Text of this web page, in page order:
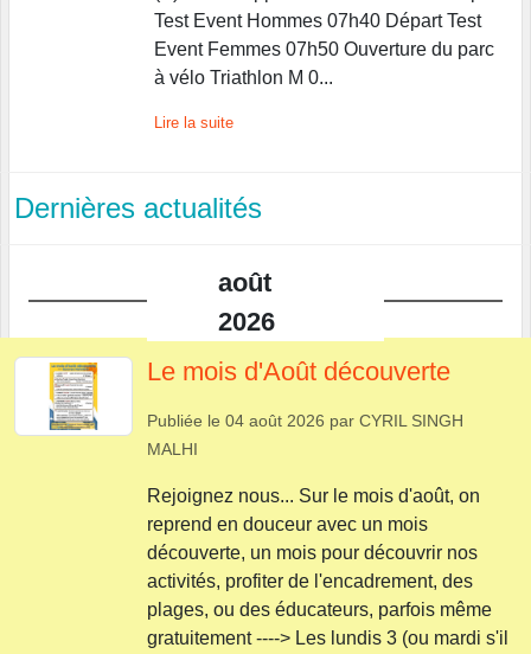
Test Event Hommes 07h40 Départ Test
Event Femmes 07h50 Ouverture du parc
à vélo Triathlon M 0...
Lire la suite
Dernières actualités
août
2026
Le mois d'Août découverte
Publiée le 04 août 2026 par CYRIL SINGH
MALHI
Rejoignez nous... Sur le mois d'août, on
reprend en douceur avec un mois
découverte, un mois pour découvrir nos
activités, profiter de l'encadrement, des
plages, ou des éducateurs, parfois même
gratuitement ----> Les lundis 3 (ou mardi s'il